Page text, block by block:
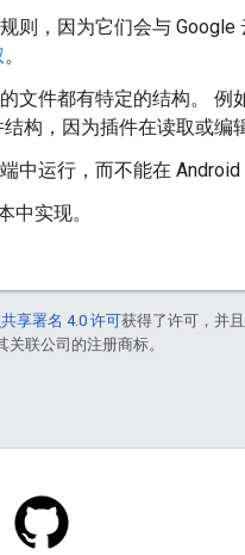
则，因为它们会与
。
文件都有特定的结构。
构，因为插件在读取或编
中运行，而不能在 Android
中实现。
享署名 4.0 许可获得了许可，并
关联公司的注册商标。